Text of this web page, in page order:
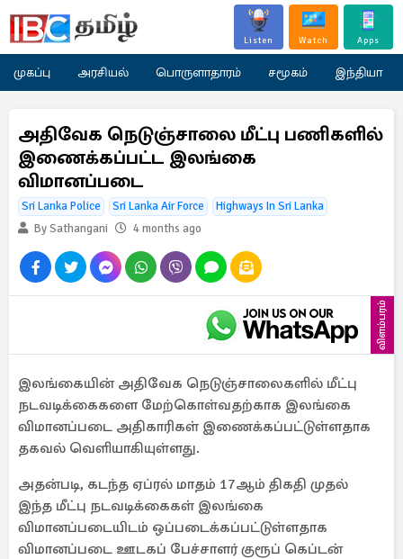
Listen Watch Apps
முகப்பு அரசியல் பொருளாதாரம் சமூகம் இந்தியா
அதிவேக நெடுஞ்சாலை மீட்பு பணிகளில்
இணைக்கப்பட்ட இலங்கை
விமானப்படை
Sri Lanka Police Sri Lanka Air Force
Highways In Sri Lanka
By Sathangani
4 months ago
விளம்பரம்
இலங்கையின் அதிவேக நெடுஞ்சாலைகளில் மீட்பு
நடவடிக்கைகளை மேற்கொள்வதற்காக இலங்கை
விமானப்படை அதிகாரிகள் இணைக்கப்பட்டுள்ளதாக
தகவல் வெளியாகியுள்ளது.
அதன்படி, கடந்த ஏப்ரல் மாதம் 17ஆம் திகதி முதல்
இந்த மீட்பு நடவடிக்கைகள் இலங்கை
விமானப்படையிடம் ஒப்படைக்கப்பட்டுள்ளதாக
விமானப்படை ஊடகப் பேச்சாளர் குரூப் கெப்டன்